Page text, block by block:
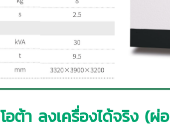
โอต้า ลงเครื่องได้จริง (ผ่